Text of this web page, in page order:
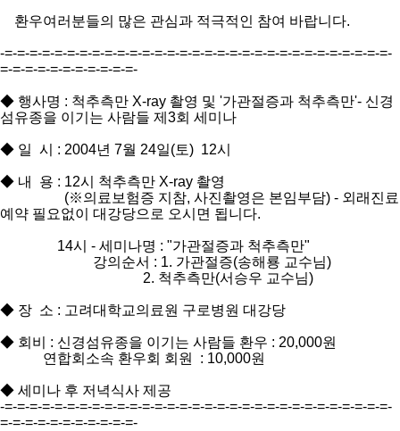
환우여러분들의 많은 관심과 적극적인 참여 바랍니다.
-=-=-=-=-=-=-=-=-=-=-=-=-=-=-=-=-=-=-=-=-=-=-=-=-=-=-=-=-=-=-=-
=-=-=-=-=-=-=-=-=-=-=-
◆ 행사명 : 척추측만 X-ray 촬영 및 '가관절증과 척추측만'- 신경
섬유종을 이기는 사람들 제3회 세미나
◆ 일 시 : 2004년 7월 24일(토) 12시
◆ 내 용 : 12시 척추측만 X-ray 촬영
(※의료보험증 지참, 사진촬영은 본임부담) - 외래진료
예약 필요없이 대강당으로 오시면 됩니다.
14시 - 세미나명 : "가관절증과 척추측만"
강의순서 : 1. 가관절증(송해룡 교수님)
2. 척추측만(서승우 교수님)
◆ 장 소 : 고려대학교의료원 구로병원 대강당
◆ 회비 : 신경섬유종을 이기는 사람들 환우 : 20,000원
연합회소속 환우회 회원 : 10,000원
◆ 세미나 후 저녁식사 제공
-=-=-=-=-=-=-=-=-=-=-=-=-=-=-=-=-=-=-=-=-=-=-=-=-=-=-=-=-=-=-=-
=-=-=-=-=-=-=-=-=-=-=-